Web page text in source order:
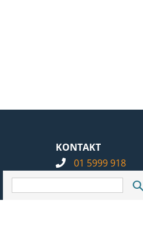
KONTAKT
01 5999 918
info@notarius.hr